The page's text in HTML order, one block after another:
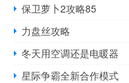
保卫萝卜2攻略85
力盘丝攻略
冬天用空调还是电暖器
星际争霸全新合作模式